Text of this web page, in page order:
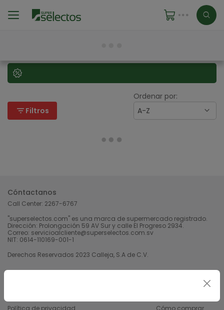
filter_list Filtros
Ordenar por:
A-Z
Cóntactanos
Call Center: 2267-6767
"superselectos.com" es una marca de supermercado registrado.
Dirección: Prolongación 59 AV Sur y calle El Progreso 2934.
Correo: servicioalcliente@superselectos.com.sv
NIT: 0614-110169-001-1
Derechos Reservados 2023 Calleja, S.A de C.V.
Política de privacidad
Cómo comprar